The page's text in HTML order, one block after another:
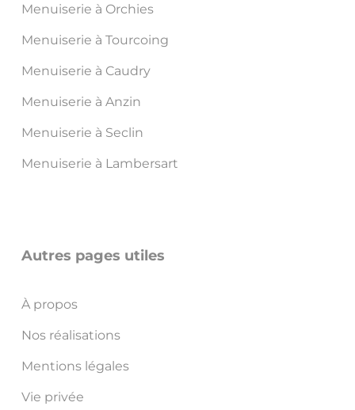
Menuiserie à Orchies
Menuiserie à Tourcoing
Menuiserie à Caudry
Menuiserie à Anzin
Menuiserie à Seclin
Menuiserie à Lambersart
Autres pages utiles
À propos
Nos réalisations
Mentions légales
Vie privée